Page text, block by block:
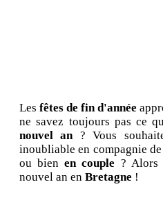
Les fêtes de fin d'année
ne savez toujours pas ce
nouvel an? Vous
inoubliable en compagnie de
ou bienen couple ? Alors
nouvel an en Bretagne !